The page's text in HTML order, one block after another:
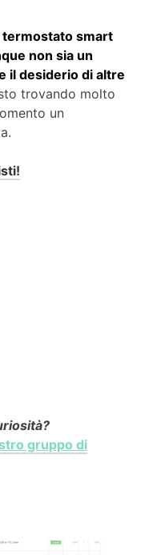
termostato smart
non sia un
il desiderio di altre
trovando molto
un
gruppo di